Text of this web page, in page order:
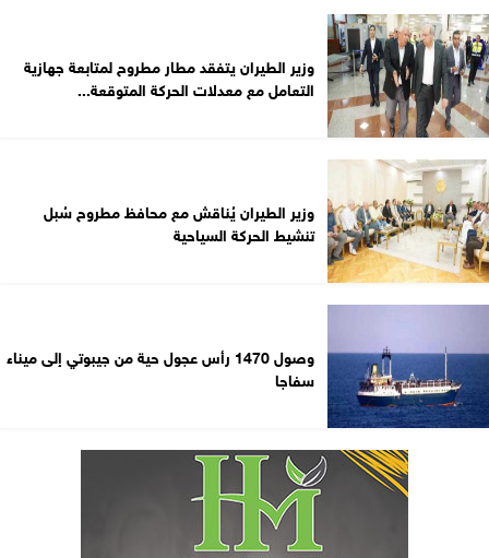
وزير الطيران يتفقد مطار مطروح لمتابعة جهازية
التعامل مع معدلات الحركة المتوقعة...
وزير الطيران يُناقش مع محافظ مطروح سُبل
تنشيط الحركة السياحية
وصول 1470 رأس عجول حية من جيبوتي إلى ميناء
سفاجا